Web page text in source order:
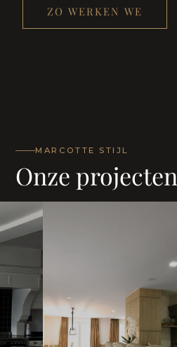
ZO WERKEN WE
MARCOTTE STIJL
Onze projecten